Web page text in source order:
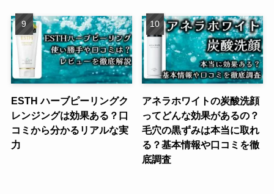
ESTH ハーブピーリングク
レンジングは効果ある？口
コミから分かるリアルな実
力
アネラホワイトの炭酸洗顔
ってどんな効果があるの？
毛穴の黒ずみは本当に取れ
る？基本情報や口コミを徹
底調査